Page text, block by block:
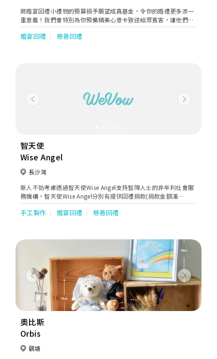
將婚宴回禮小禮物的預算捐予願望成真基金，令你的婚禮更多添一
重意義！我們會特別為你預備精美心意卡致送給眾賓客，讓他們一
同分享助人的喜悅。
婚宴回禮 慈善回禮
Previous Next
智天使
Wise Angel
長沙灣
新人不妨考慮透過智天使Wise Angel支持智障人士的非牟利社會服
務機構，智天使Wise Angel分別有提供回禮捐款(捐款金額滿
$3,000或以上，可選擇任何一款紀念品 - 肥皂相架、木製砌圖或婚
禮賀卡)；及由智障人士參與製作的回禮禮物 (價錢由$15起的婚禮
手工製作 婚宴回禮 慈善回禮
Previous Next
奧比斯
Orbis
觀塘